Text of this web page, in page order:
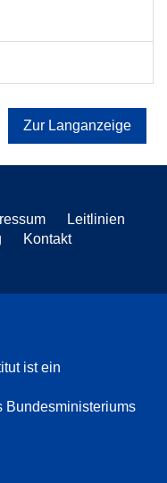
Zur Langanzeige
Leitlinien
Kontakt
ist ein
Bundesministeriums